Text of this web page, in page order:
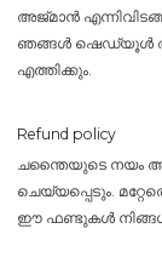
അജ്മാൻ
ഞങ്ങൾ ഷെഡ്യൂൾ
എത്തിക്കും.
Refund policy
ചന്തൈയുടെ നയം
ചെയ്യപ്പെടും.
ഈ ഫണ്ടുകൾ